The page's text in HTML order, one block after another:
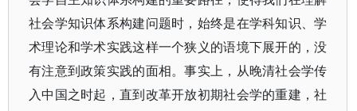
社会学知识体系构建问题时，始终是在学科知识、学
术理论和学术实践这样一个狭义的语境下展开的，没
有注意到政策实践的面相。事实上，从晚清社会学传
入中国之时起，直到改革开放初期社会学的重建，社